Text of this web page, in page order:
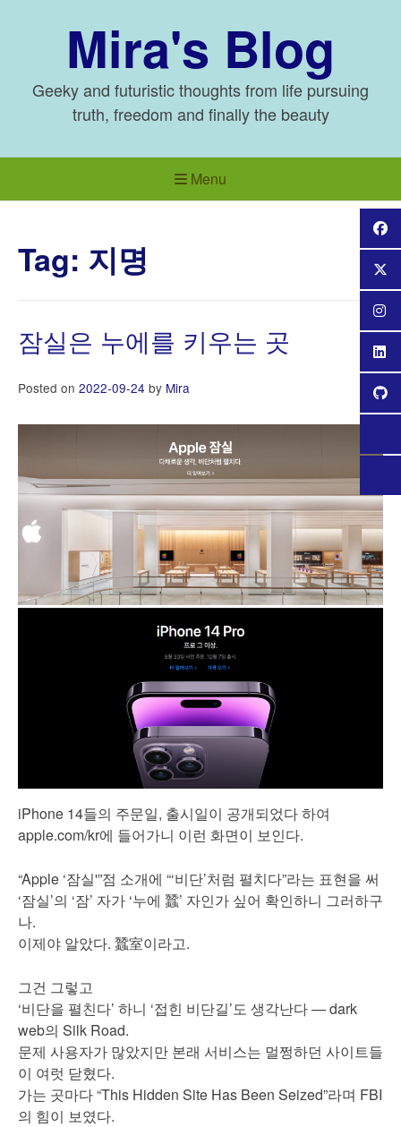
Mira's Blog
Geeky and futuristic thoughts from life pursuing
truth, freedom and finally the beauty
Menu
Tag: 지명
잠실은 누에를 키우는 곳
Posted on 2022-09-24 by Mira
iPhone 14들의 주문일, 출시일이 공개되었다 하여
apple.com/kr에 들어가니 이런 화면이 보인다.
“Apple ‘잠실'”점 소개에 “‘비단’처럼 펼치다”라는 표현을 써
‘잠실’의 ‘잠’ 자가 ‘누에 蠶’ 자인가 싶어 확인하니 그러하구
나.
이제야 알았다. 蠶室이라고.
그건 그렇고
‘비단을 펼친다’ 하니 ‘접힌 비단길’도 생각난다 — dark
web의 Silk Road.
문제 사용자가 많았지만 본래 서비스는 멀쩡하던 사이트들
이 여럿 닫혔다.
가는 곳마다 “This Hidden Site Has Been Seized”라며 FBI
의 힘이 보였다.